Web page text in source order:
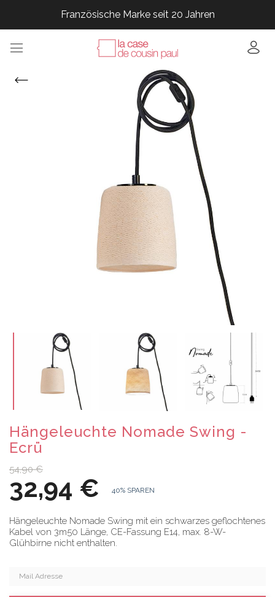
Französische Marke seit 20 Jahren
Französische Marke seit 20 Jahren
Französische Marke seit 20 Jahren
Hängeleuchte Nomade Swing -
Ecrü
54,90 €
32,94 € 40% SPAREN
Hängeleuchte Nomade Swing mit ein schwarzes geflochtenes
Kabel von 3m50 Länge, CE-Fassung E14, max. 8-W-
Glühbirne nicht enthalten.